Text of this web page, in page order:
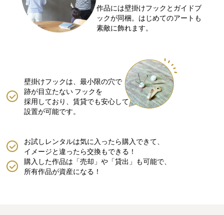
作品には壁掛けフックとガイドブ
ックが同梱。はじめてのアートも
素敵に飾れます。
壁掛けフックは、最小限の穴で
跡が目立たない フックを
採用しており、賃貸でも安心して
設置が可能です。
購入した作品は「売却」や「貸出」も可能で、
所有作品が資産になる！
お試しレンタルは気に入ったら購入できて、
イメージと違ったら交換もできる！